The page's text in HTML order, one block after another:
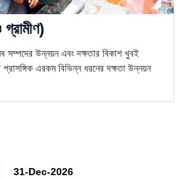
সম্পদের উন্নয়ন এবং দক্ষতার বিকাশ খুবই
এরকম বিভিন্ন ধরনের দক্ষতা উন্নয়ন
31-Dec-2026